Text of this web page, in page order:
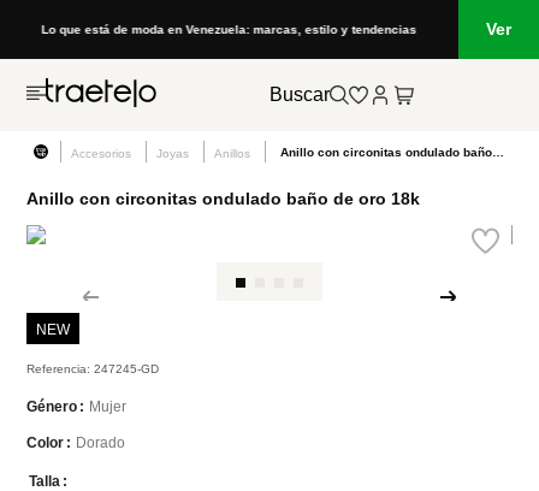
Lo que está de moda en Venezuela: marcas, estilo y tendencias Ver
Buscar
Accesorios Joyas Anillos
Anillo con circonitas ondulado baño de oro 18k
NEW
Referencia:247245-GD
Género Mujer
Color Dorado
Talla